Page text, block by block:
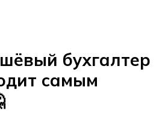
бухгалтер
самым